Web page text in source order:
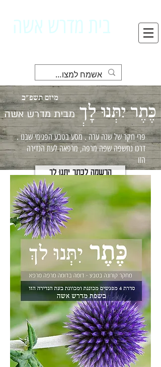
כֶּתֶר יִתְּנוּ לָךְ מבית מדרש אשה
מיזם תשפ"ב
פרי חקר של שנה ערה . מסע בטבע הפנימי שבנו .
דרכו נחשפה שפה מרפה, מרפאה לעת הנדירה
הזו
הרשמה לכֶּתֶר יִתְּנוּ לָךְ